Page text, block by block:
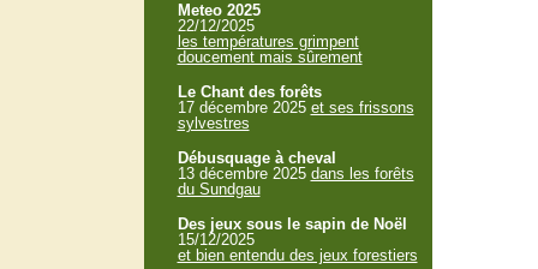
Meteo 2025
22/12/2025
les températures grimpent
doucement mais sûrement
Le Chant des forêts
17 décembre 2025 et ses frissons
sylvestres
Débusquage à cheval
13 décembre 2025 dans les forêts
du Sundgau
Des jeux sous le sapin de Noël
15/12/2025
et bien entendu des jeux forestiers